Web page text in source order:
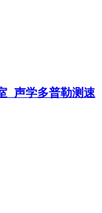
声学多普勒测速